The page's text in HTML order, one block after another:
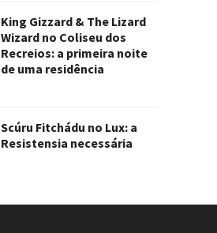
King Gizzard & The Lizard
Wizard no Coliseu dos
Recreios: a primeira noite
de uma residência
Scúru Fitchádu no Lux: a
Resistensia necessária